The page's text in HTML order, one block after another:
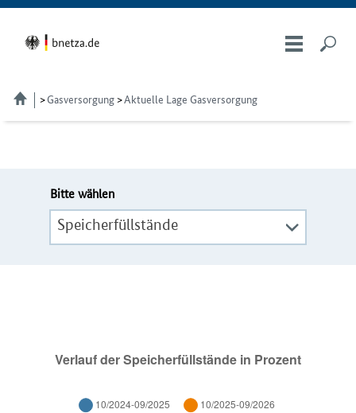
Gasversorgung Aktuelle Lage Gasversorgung
Bitte wählen
Speicherfüllstände